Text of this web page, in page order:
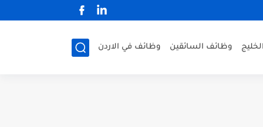
وظائف السائقين وظائف في الاردن